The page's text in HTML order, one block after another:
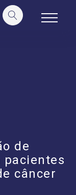
de
pacientes
câncer